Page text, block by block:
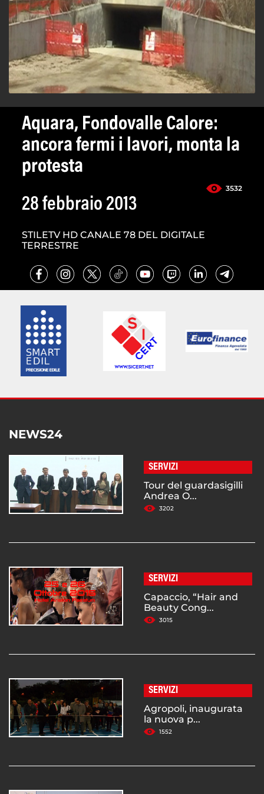
Aquara, Fondovalle Calore:
ancora fermi i lavori, monta la
protesta
3532
28 febbraio 2013
STILETV HD CANALE 78 DEL DIGITALE
TERRESTRE
NEWS24
SERVIZI
Tour del guardasigilli
Andrea O...
3202
SERVIZI
Capaccio, “Hair and
Beauty Cong...
3015
SERVIZI
Agropoli, inaugurata
la nuova p...
1552